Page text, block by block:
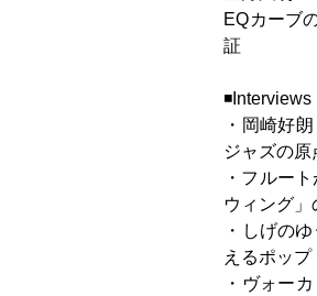
EQカーブ
証
◾️Interviews
・岡崎好
ジャズの原
・フルー
ウィング」
・しげの
えるポッ
・ヴォー